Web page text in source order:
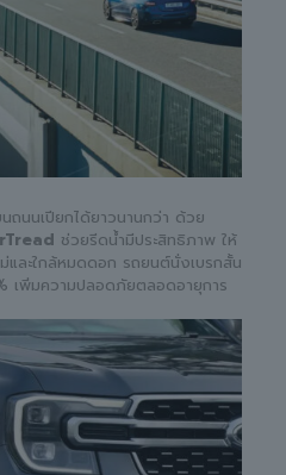
ถนนเปียกได้ยาวนานกว่า ด้วย
ช่วยรีดน้ำมีประสิทธิภาพ ให้
และใกล้หมดดอก รถยนต์นั่งเบรกสั้น
เพิ่มความปลอดภัยตลอดอายุการ